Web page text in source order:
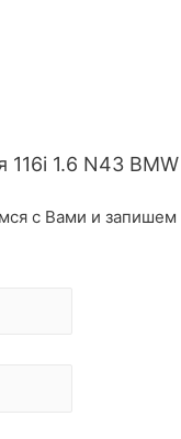
1.6 N43 BMW
с Вами и